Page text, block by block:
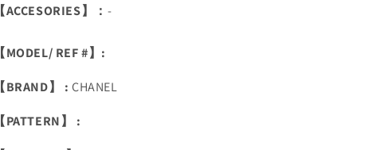
【ACCESORIES】： -
【MODEL/ REF #】:
【BRAND】 : CHANEL
【PATTERN】 :